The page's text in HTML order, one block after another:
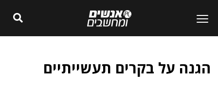
הגנה על בקרים תעשייתיים